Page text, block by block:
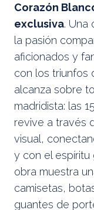
Corazón
exclusiva. Una
la pasión
aficionados y
con los triunfos
alcanza sobre
madridista: las
revive a través
visual,
y con el espíritu
obra muestra
camisetas,
guantes de